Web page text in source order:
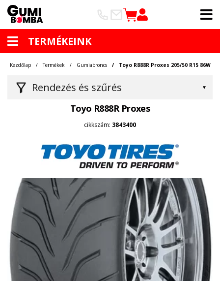
TERMÉKEINK
Rendezés és szűrés
Kezdőlap Termékek Gumiabroncs Toyo R888R Proxes 205/50 R15 86W
Toyo R888R Proxes
cikkszám: 3843400